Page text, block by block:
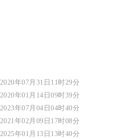
2020年07月31日11时29分
2020年01月14日09时39分
2023年07月04日04时40分
2021年02月09日17时08分
2025年01月13日13时40分